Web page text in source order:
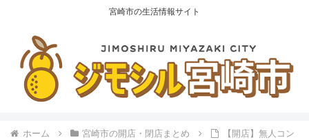
宮崎市の生活情報サイト
ホーム 宮崎市の開店・閉店まとめ
【開店】無人コン